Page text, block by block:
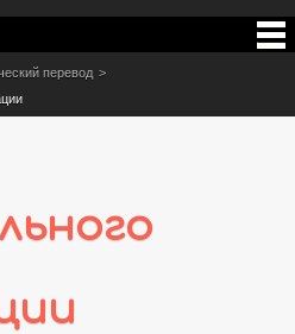
перевод >